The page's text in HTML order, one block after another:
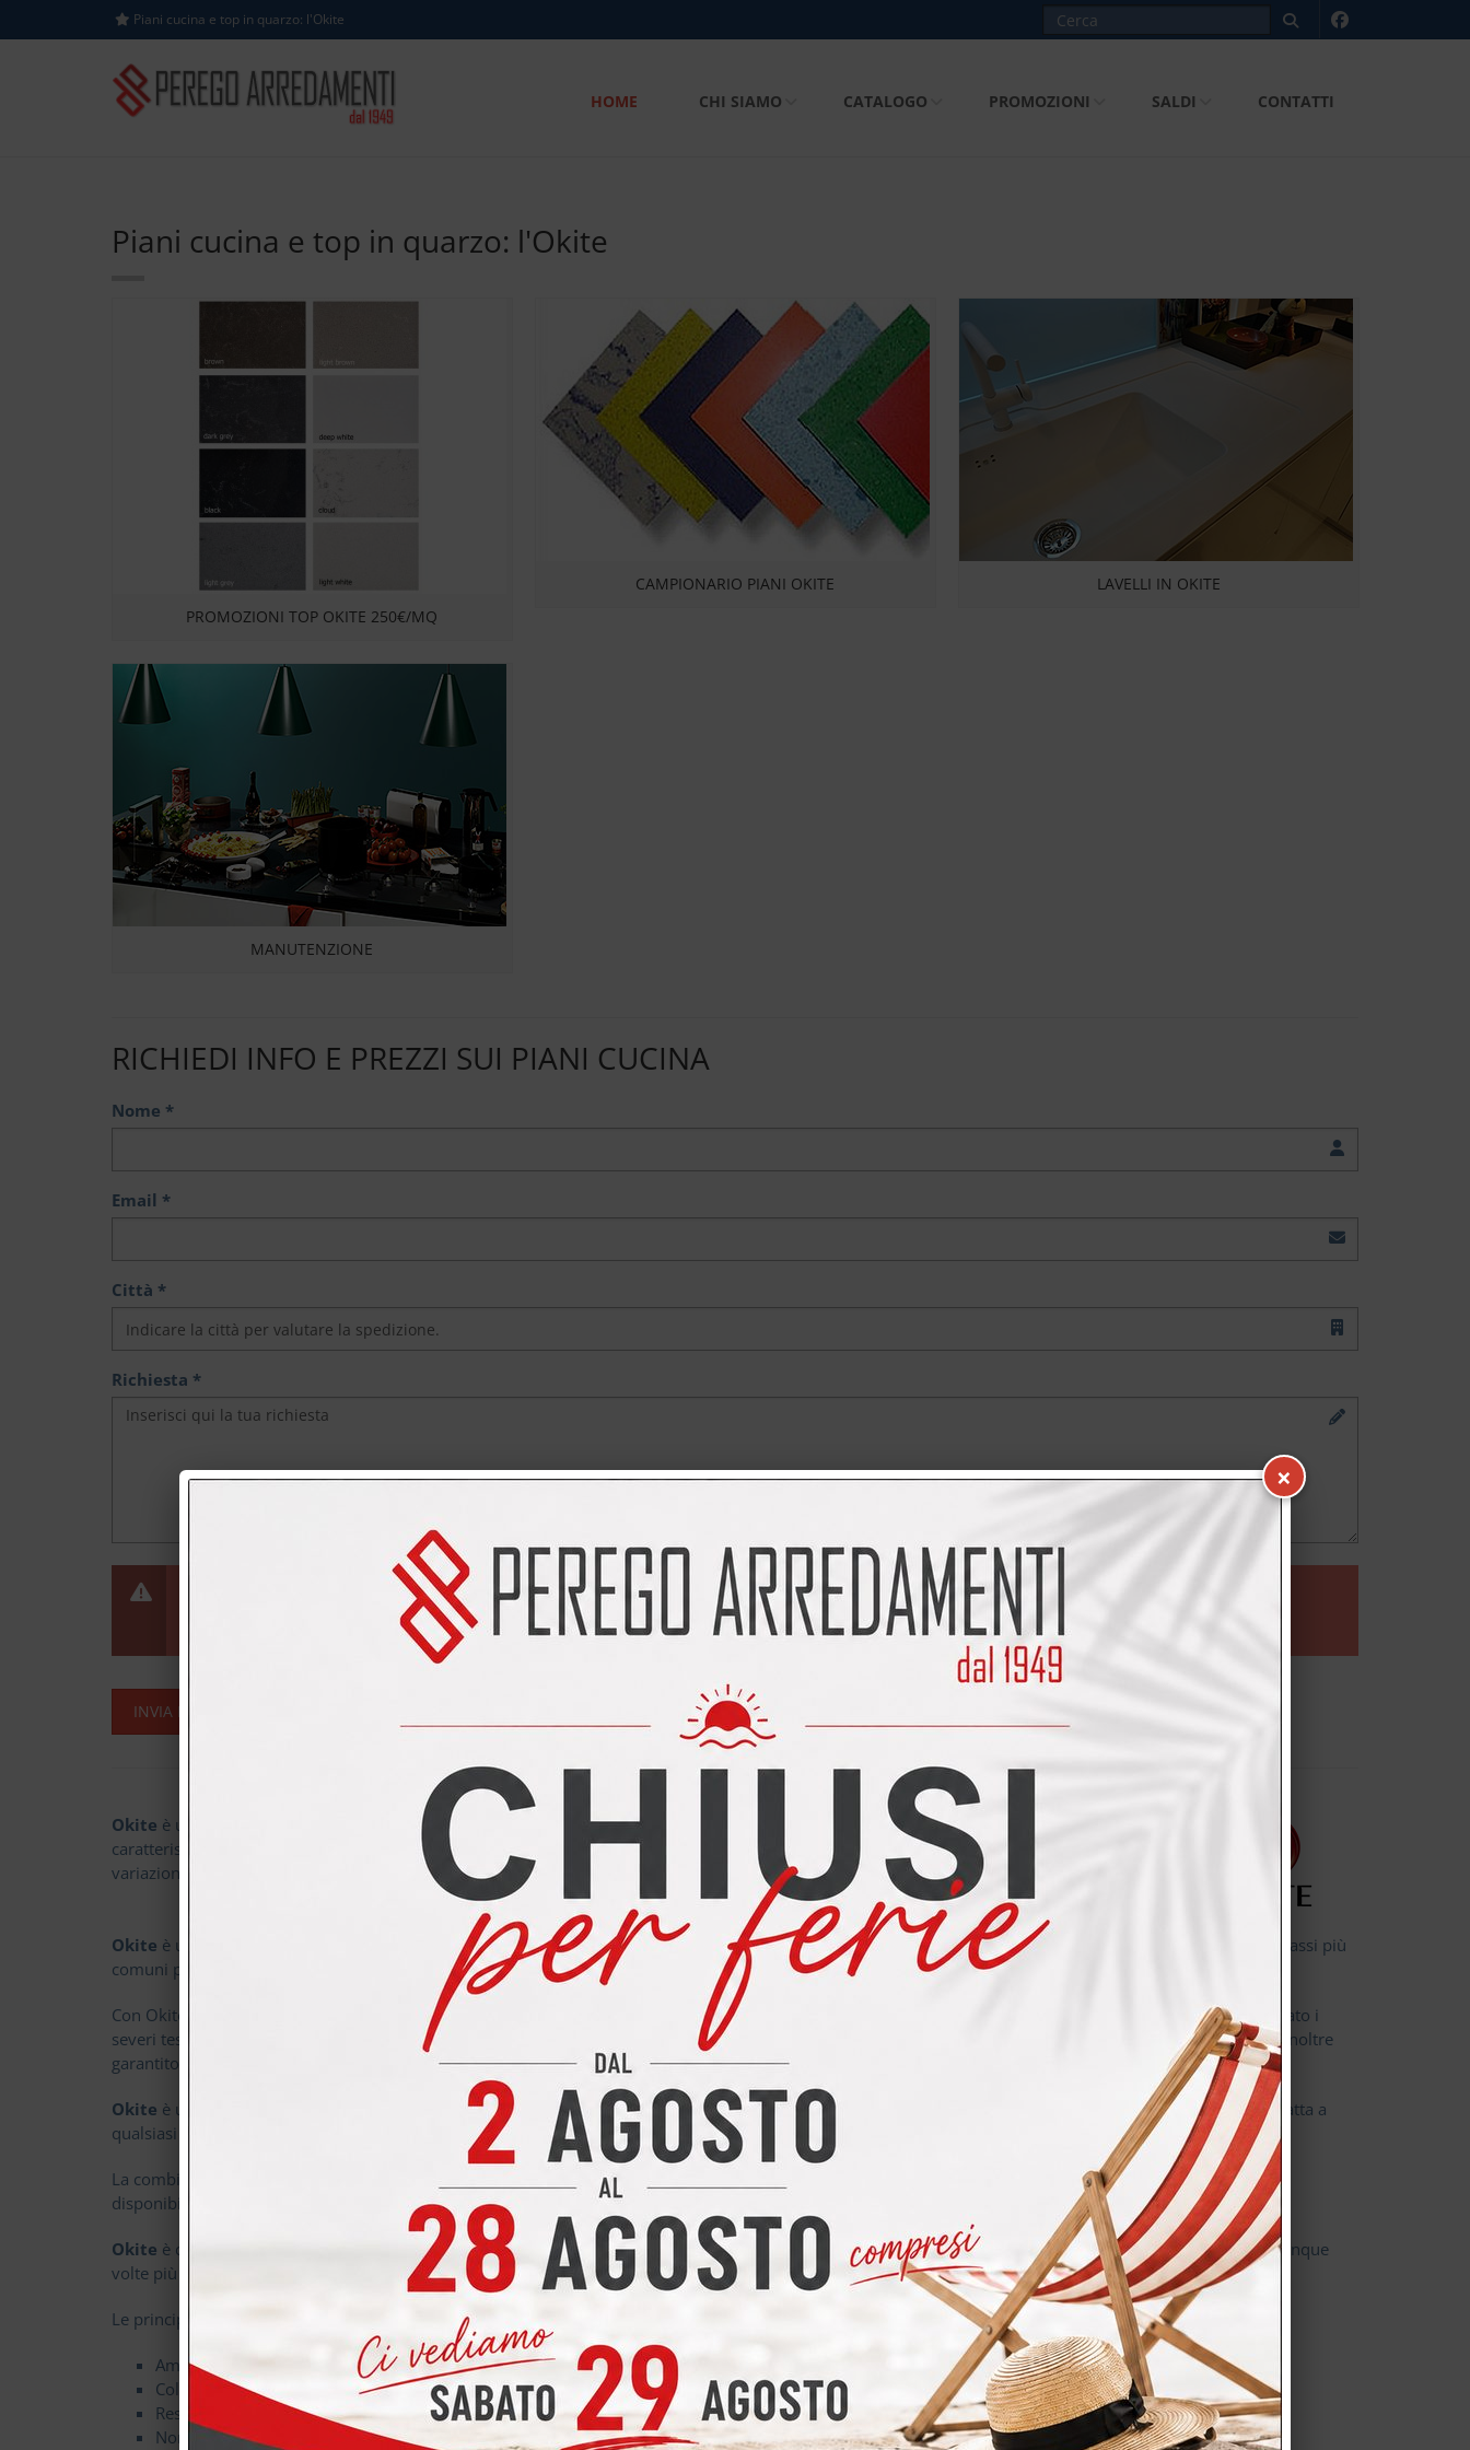
Piani cucina e top in quarzo: l'Okite
HOME CHI SIAMO CATALOGO PROMOZIONI SALDI CONTATTI
Piani cucina e top in quarzo: l'Okite
PROMOZIONI TOP OKITE 250€/MQ
CAMPIONARIO PIANI OKITE LAVELLI IN OKITE
MANUTENZIONE
RICHIEDI INFO E PREZZI SUI PIANI CUCINA
Nome *
Email *
Città *
Richiesta *
Scrivereil risultato di 1 + 1, per esteso in lettere.
Okite è un piano composito a base di quarzo, oggi conosciuto a livello mondiale per essere un prodotto di altissima qualità e dalle
caratteristiche tecniche assolutamente impareggiabili, che derivano dalla preziosità dei quarzi naturali utilizzati e dall'ampia gamma di
variazioni cromatiche, non esistenti in natura, con prestazioni di resistenza alle sollecitazioni davvero sorprendenti.
Okite è un materiale adatto per il piano cucina e il bagno. I piani cucina non si macchiano, sono facili da pulire, non assorbono liquidi, odori e nemmeno i grassi più
comuni per uso alimentare, perciò sono assolutamente inattaccabili da olio, aceto, caffè, vino, frutta, inchiostro, ecc.
Con Okite il cliente può decidere come personalizzare la sua cucina e il suo bagno, scegliendo tra sette collezioni e più di novanta colori. Il prodotto ha superato i
severi test dell'Ente Statunitense "NFS" che ha testato l'idoneità alla collocazione in cucina e più in generale nelle aree di preparazione degli alimenti. Okite è inoltre
garantito dieci anni.
Okite è un prodotto versatile, che ben si adatta ad applicazioni sia residenziali che commerciali e ti permette di esprimere diversi stili e caratteri perciò si adatta a
qualsiasi ambiente e risponde a qualsiasi esigenza del cliente.
La combinazione di funzionalità e stile, unita alle superiori caratteristiche tecniche, fanno dell'Okite un prodotto ideale anche in bagno, dove grazie all'ampia
disponibilità di colori è possibile personalizzare spaziando dai piani ai rivestimenti.
Okite è composto di quarzo, il quarto materiale più duro al mondo, e conserva tutte le caratteristiche fisico meccaniche della roccia madre da cui deriva. È cinque
volte più resistente del granito. Allo stesso tempo offre ulteriori insuperabili prestazioni che sono il suoi valore aggiunto.
Le principali peculiarità del prodotto sono:
Ampia disponibilità di colori
Collezioni esclusive, come l'elegante Collezione Venati
Resistenza alle macchie
Non presentando porosità superficiale, è un prodotto igienico e pertanto idoneo alla collocazione nelle aree di preparazione degli alimenti
×